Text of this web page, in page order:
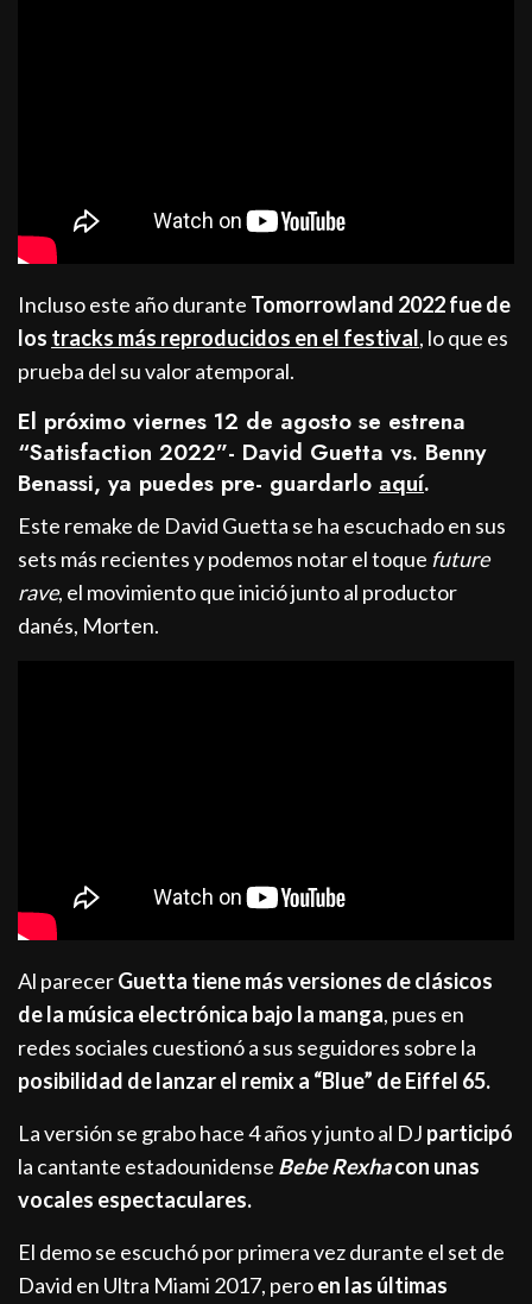
Incluso este año durante Tomorrowland 2022fue de
los tracks más reproducidos en el festival, lo que es
prueba del su valor atemporal.
El próximo viernes 12 de agosto se estrena
“Satisfaction 2022”- David Guetta vs. Benny
Benassi, ya puedes pre- guardarlo aquí.
Este remake de David Guetta se ha escuchado en sus
sets más recientes y podemos notar el toque future
rave, el movimiento que inició junto al productor
danés, Morten.
Al parecerGuetta tiene más versiones de clásicos
de la música electrónica bajo la manga, pues en
redes sociales cuestionó a sus seguidores sobre la
posibilidad de lanzar el remix a “Blue” de Eiffel 65.
La versión se grabo hace 4 años y junto al DJ participó
la cantante estadounidense Bebe Rexhacon unas
vocales espectaculares.
El demo se escuchó por primera vez durante el set de
David en Ultra Miami 2017, peroen las últimas